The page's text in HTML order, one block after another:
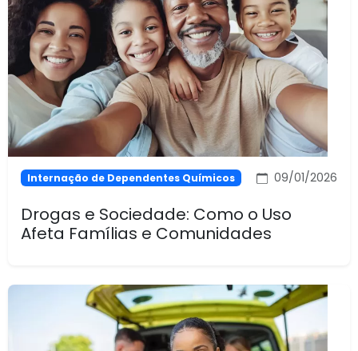
Internação de Dependentes Químicos 09/01/2026
Drogas e Sociedade: Como o Uso
Afeta Famílias e Comunidades